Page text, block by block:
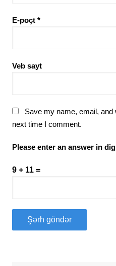
E-poçt *
Veb sayt
Save my name, email,
next time I comment.
Please enter an answer in
9 + 11 =